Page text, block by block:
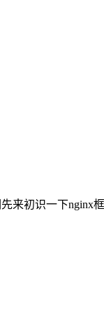
来初识一下nginx框